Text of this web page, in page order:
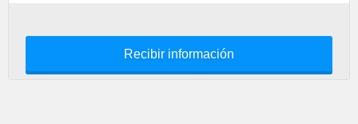
Recibir información